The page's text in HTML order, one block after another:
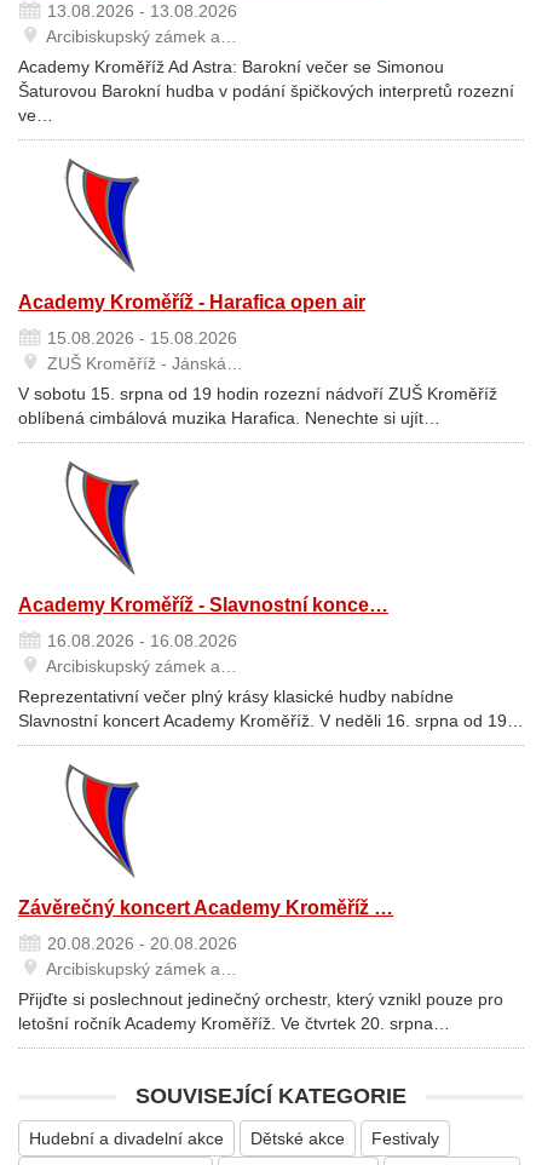
13.08.2026 - 13.08.2026
Arcibiskupský zámek a…
Academy Kroměříž Ad Astra: Barokní večer se Simonou
Šaturovou Barokní hudba v podání špičkových interpretů rozezní
ve…
Academy Kroměříž - Harafica open air
15.08.2026 - 15.08.2026
ZUŠ Kroměříž - Jánská…
V sobotu 15. srpna od 19 hodin rozezní nádvoří ZUŠ Kroměříž
oblíbená cimbálová muzika Harafica. Nenechte si ujít…
Academy Kroměříž - Slavnostní konce…
16.08.2026 - 16.08.2026
Arcibiskupský zámek a…
Reprezentativní večer plný krásy klasické hudby nabídne
Slavnostní koncert Academy Kroměříž. V neděli 16. srpna od 19…
Závěrečný koncert Academy Kroměříž …
20.08.2026 - 20.08.2026
Arcibiskupský zámek a…
Přijďte si poslechnout jedinečný orchestr, který vznikl pouze pro
letošní ročník Academy Kroměříž. Ve čtvrtek 20. srpna…
SOUVISEJÍCÍ KATEGORIE
Hudební a divadelní akce Dětské akce Festivaly